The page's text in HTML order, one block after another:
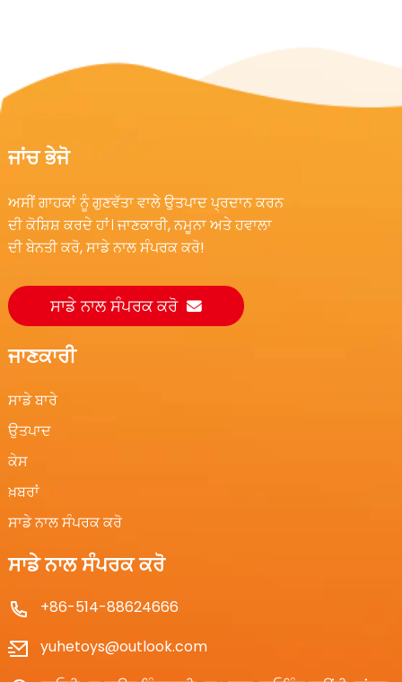
ਜਾਂਚ ਭੇਜੋ
ਅਸੀਂ ਗਾਹਕਾਂ ਨੂੰ ਗੁਣਵੱਤਾ ਵਾਲੇ ਉਤਪਾਦ ਪ੍ਰਦਾਨ ਕਰਨ
ਦੀ ਕੋਸ਼ਿਸ਼ ਕਰਦੇ ਹਾਂ। ਜਾਣਕਾਰੀ, ਨਮੂਨਾ ਅਤੇ ਹਵਾਲਾ
ਦੀ ਬੇਨਤੀ ਕਰੋ, ਸਾਡੇ ਨਾਲ ਸੰਪਰਕ ਕਰੋ!
ਸਾਡੇ ਨਾਲ ਸੰਪਰਕ ਕਰੋ
ਜਾਣਕਾਰੀ
ਸਾਡੇ ਬਾਰੇ
ਉਤਪਾਦ
ਕੇਸ
ਖ਼ਬਰਾਂ
ਸਾਡੇ ਨਾਲ ਸੰਪਰਕ ਕਰੋ
ਸਾਡੇ ਨਾਲ ਸੰਪਰਕ ਕਰੋ
+86-514-88624666
yuhetoys@outlook.com